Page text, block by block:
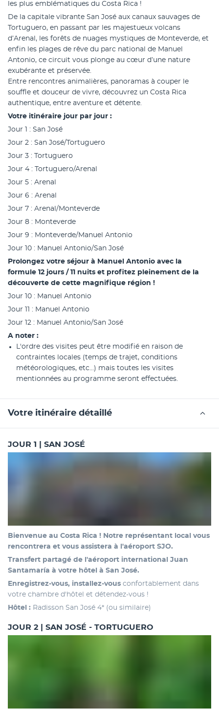
les plus emblématiques du Costa Rica !
De la capitale vibrante San José aux canaux sauvages de
Tortuguero, en passant par les majestueux volcans
d’Arenal, les forêts de nuages mystiques de Monteverde, et
enfin les plages de rêve du parc national de Manuel
Antonio, ce circuit vous plonge au cœur d’une nature
exubérante et préservée.
Entre rencontres animalières, panoramas à couper le
souffle et douceur de vivre, découvrez un Costa Rica
authentique, entre aventure et détente.
Votre itinéraire jour par jour :
Jour 1 : San José
Jour 2 : San José/Tortuguero
Jour 3 : Tortuguero
Jour 4 : Tortuguero/Arenal
Jour 5 : Arenal
Jour 6 : Arenal
Jour 7 : Arenal/Monteverde
Jour 8 : Monteverde
Jour 9 : Monteverde/Manuel Antonio
Jour 10 : Manuel Antonio/San José
Prolongez votre séjour à Manuel Antonio avec la
formule 12 jours / 11 nuits et profitez pleinement de la
découverte de cette magnifique région !
Jour 10 : Manuel Antonio
Jour 11 : Manuel Antonio
Jour 12 : Manuel Antonio/San José
A noter :
L'ordre des visites peut être modifié en raison de
contraintes locales (temps de trajet, conditions
météorologiques, etc…) mais toutes les visites
mentionnées au programme seront effectuées.
Votre itinéraire détaillé
JOUR 1 | SAN JOSÉ
Bienvenue au Costa Rica ! Notre représentant local vous
rencontrera et vous assistera à l'aéroport SJO.
Transfert partagé de l'aéroport international Juan
Santamaría à votre hôtel à San José.
Enregistrez-vous, installez-vous confortablement dans
votre chambre d'hôtel et détendez-vous !
Hôtel : Radisson San José 4* (ou similaire)
JOUR 2 | SAN JOSÉ - TORTUGUERO